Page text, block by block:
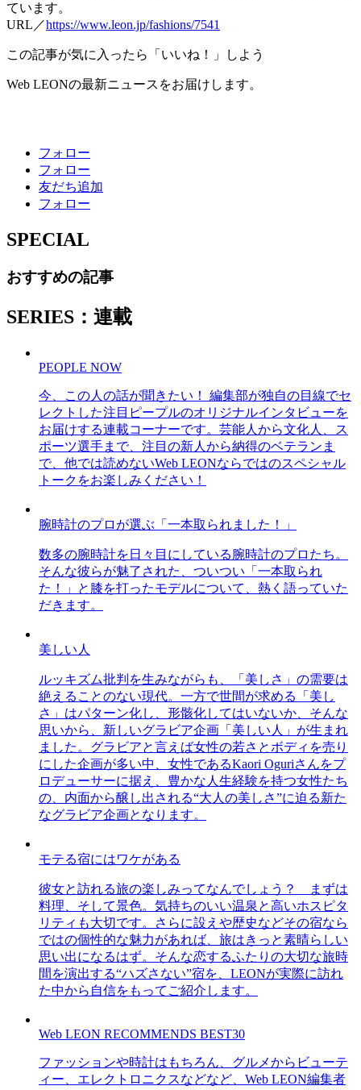
ています。
URL／https://www.leon.jp/fashions/7541
この記事が気に入ったら「いいね！」しよう
Web LEONの最新ニュースをお届けします。
フォロー
フォロー
友だち追加
フォロー
SPECIAL
おすすめの記事
SERIES：連載
PEOPLE NOW
今、この人の話が聞きたい！ 編集部が独自の目線でセ
レクトした注目ピープルのオリジナルインタビューを
お届けする連載コーナーです。芸能人から文化人、ス
ポーツ選手まで、注目の新人から納得のベテランま
で、他では読めないWeb LEONならではのスペシャル
トークをお楽しみください！
腕時計のプロが選ぶ「一本取られました！」
数多の腕時計を日々目にしている腕時計のプロたち。
そんな彼らが魅了された、ついつい「一本取られ
た！」と膝を打ったモデルについて、熱く語っていた
だきます。
美しい人
ルッキズム批判を生みながらも、「美しさ」の需要は
絶えることのない現代。一方で世間が求める「美し
さ」はパターン化し、形骸化してはいないか、そんな
思いから、新しいグラビア企画「美しい人」が生まれ
ました。グラビアと言えば女性の若さとボディを売り
にした企画が多い中、女性であるKaori Oguriさんをプ
ロデューサーに据え、豊かな人生経験を持つ女性たち
の、内面から醸し出される“大人の美しさ”に迫る新た
なグラビア企画となります。
モテる宿にはワケがある
彼女と訪れる旅の楽しみってなんでしょう？ まずは
料理、そして景色。気持ちのいい温泉と高いホスピタ
リティも大切です。さらに設えや歴史などその宿なら
ではの個性的な魅力があれば、旅はきっと素晴らしい
思い出になるはず。そんな恋するふたりの大切な旅時
間を演出する“ハズさない”宿を、LEONが実際に訪れ
た中から自信をもってご紹介します。
Web LEON RECOMMENDS BEST30
ファッションや時計はもちろん、グルメからビューテ
ィー、エレクトロニクスなどなど、Web LEON編集者